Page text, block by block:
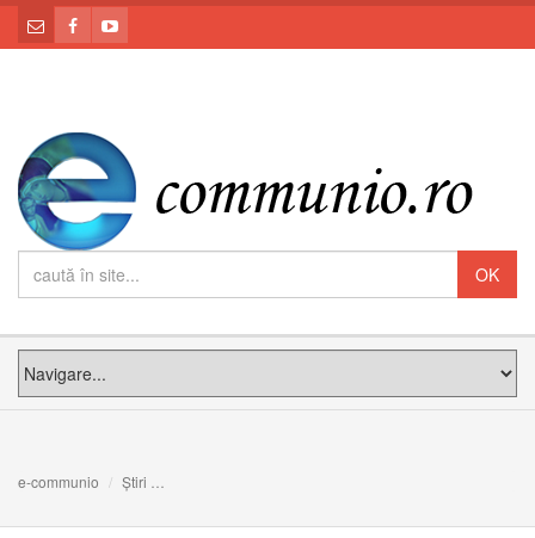
e-communio Știri